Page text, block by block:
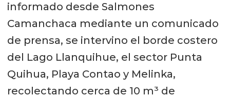
informado desde Salmones
Camanchaca mediante un comunicado
de prensa, se intervino el borde costero
del Lago Llanquihue, el sector Punta
Quihua, Playa Contao y Melinka,
recolectando cerca de 10 m³ de